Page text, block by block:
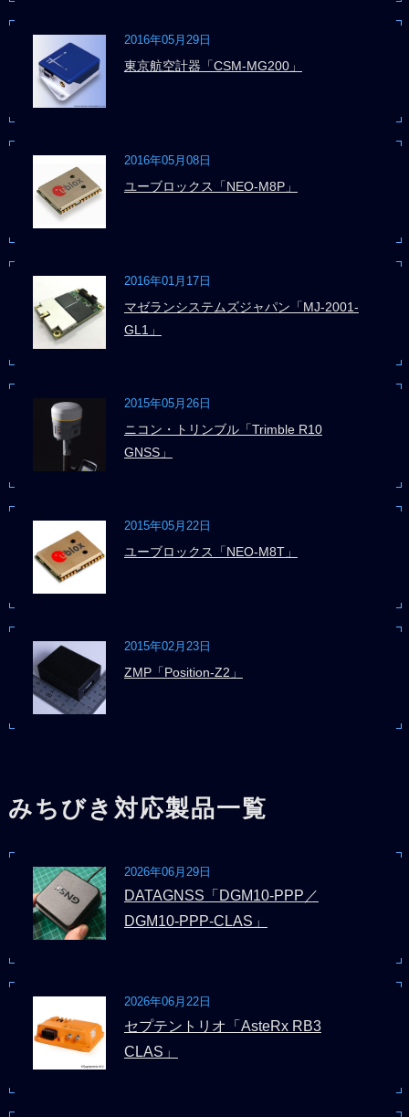
2016年05月29日
東京航空計器「CSM-MG200」
2016年05月08日
ユーブロックス「NEO-M8P」
2016年01月17日
マゼランシステムズジャパン「MJ-2001-
GL1」
2015年05月26日
ニコン・トリンブル「Trimble R10
GNSS」
2015年05月22日
ユーブロックス「NEO-M8T」
2015年02月23日
ZMP「Position-Z2」
みちびき対応製品一覧
2026年06月29日
DATAGNSS「DGM10-PPP／
DGM10-PPP-CLAS」
2026年06月22日
セプテントリオ「AsteRx RB3
CLAS」